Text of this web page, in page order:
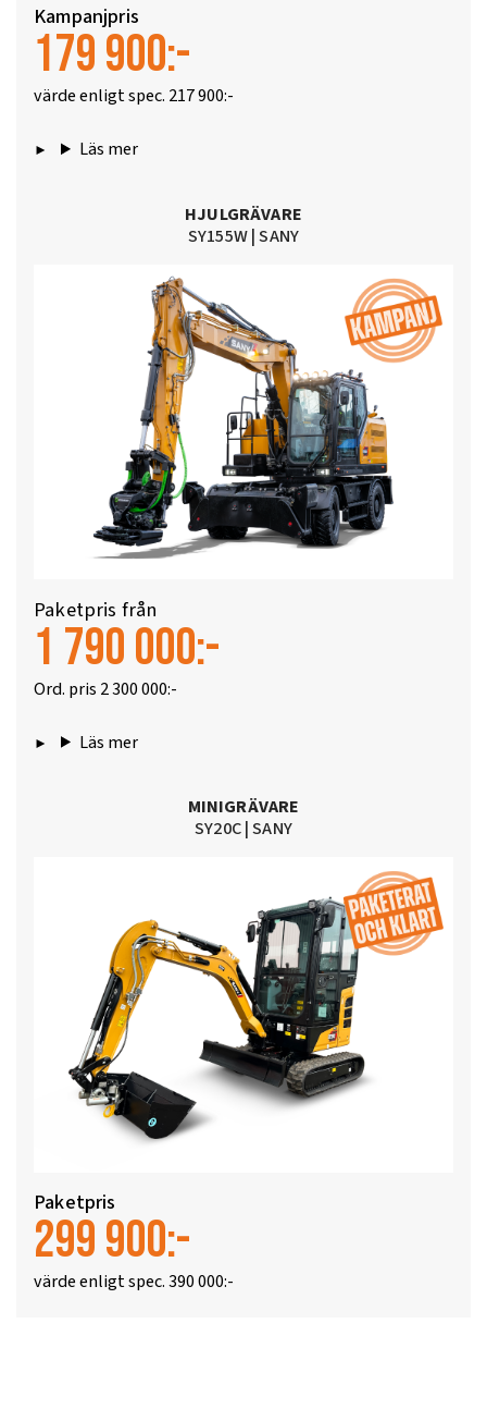
Kampanjpris
179 900:-
värde enligt spec. 217 900:-
Läs mer
HJULGRÄVARE
SY155W|SANY
Paketpris från
1 790 000:-
Ord. pris 2 300 000:-
Läs mer
MINIGRÄVARE
SY20C | SANY
Paketpris
299 900:-
värde enligt spec. 390 000:-